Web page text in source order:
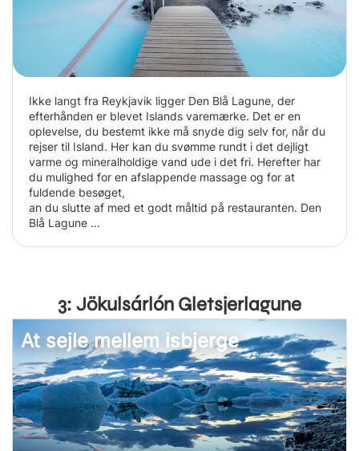
Ikke langt fra Reykjavik ligger Den Blå Lagune, der
efterhånden er blevet Islands varemærke. Det er en
oplevelse, du bestemt ikke må snyde dig selv for, når du
rejser til Island. Her kan du svømme rundt i det dejligt
varme og mineralholdige vand ude i det fri. Herefter har
du mulighed for en afslappende massage og for at
fuldende besøget,
an du slutte af med et godt måltid på restauranten. Den
Blå Lagune ...
3: Jökulsárlón Gletsjerlagune
At sejle mellem isbjerge